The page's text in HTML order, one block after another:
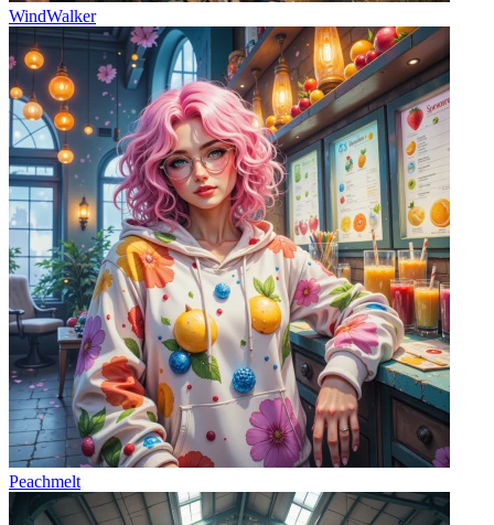
WindWalker
Peachmelt